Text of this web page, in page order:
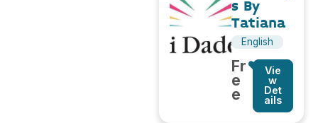
s By
Tatiana
English
Fr
e
e
Vie
w
Det
ails